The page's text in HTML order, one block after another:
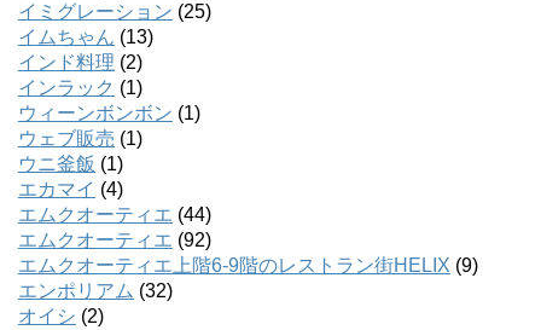
イミグレーション (25)
イムちゃん (13)
インド料理 (2)
インラック (1)
ウィーンボンボン (1)
ウェブ販売 (1)
ウニ釜飯 (1)
エカマイ (4)
エムクオーティエ (44)
エムクオーティエ (92)
エムクオーティエ上階6-9階のレストラン街HELIX (9)
エンポリアム (32)
オイシ (2)